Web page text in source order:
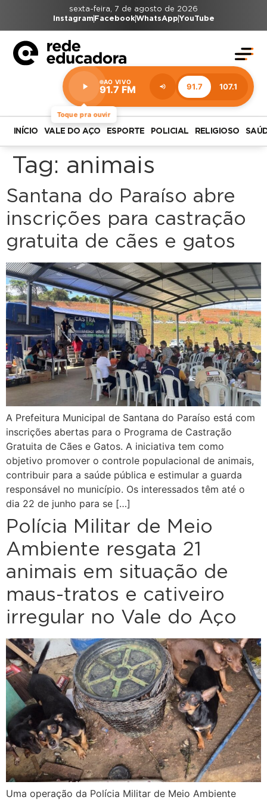
sexta-feira, 7 de agosto de 2026
Instagram FacebookWhatsAppYouTube
Toque pra ouvir
AO VIVO
91.7 FM 91.7 107.1
Estação:
91.7
FM
INÍCIO VALE DO AÇO ESPORTE POLICIAL RELIGIOSO
Tag: animais
Santana do Paraíso abre
inscrições para castração
gratuita de cães e gatos
A Prefeitura Municipal de Santana do Paraíso está com
inscrições abertas para o Programa de Castração
Gratuita de Cães e Gatos. A iniciativa tem como
objetivo promover o controle populacional de animais,
contribuir para a saúde pública e estimular a guarda
responsável no município. Os interessados têm até o
dia 22 de junho para se […]
Polícia Militar de Meio
Ambiente resgata 21
animais em situação de
maus-tratos e cativeiro
irregular no Vale do Aço
Uma operação da Polícia Militar de Meio Ambiente